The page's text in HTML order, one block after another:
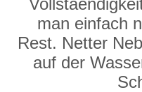
man einfach
Rest. Netter
auf der